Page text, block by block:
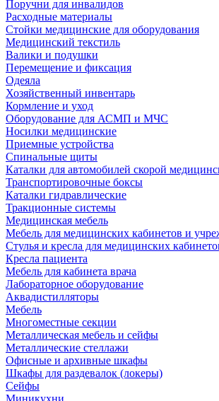
Поручни для инвалидов
Расходные материалы
Стойки медицинские для оборудования
Медицинский текстиль
Валики и подушки
Перемещение и фиксация
Одеяла
Хозяйственный инвентарь
Кормление и уход
Оборудование для АСМП и МЧС
Носилки медицинские
Приемные устройства
Спинальные щиты
Каталки для автомобилей скорой
Транспортировочные боксы
Каталки гидравлические
Тракционные системы
Медицинская мебель
Мебель для медицинских кабинетов и
Стулья и кресла для медицинских
Кресла пациента
Мебель для кабинета врача
Лабораторное оборудование
Аквадистилляторы
Мебель
Многоместные секции
Металлическая мебель и сейфы
Металлические стеллажи
Офисные и архивные шкафы
Шкафы для раздевалок (локеры)
Сейфы
Миникухни